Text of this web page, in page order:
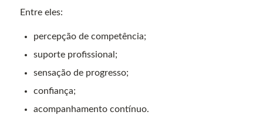
Entre eles:
percepção de competência;
suporte profissional;
sensação de progresso;
confiança;
acompanhamento contínuo.